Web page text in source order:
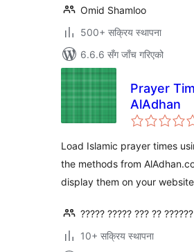
Omid Shamloo
500+ सक्रिय स्थापना
6.6.6 सँग जाँच गरिएको
Prayer
AlAdhan
Load Islamic prayer times
the methods from
display them on your
????? ????? ??? ??
10+ सक्रिय स्थापना